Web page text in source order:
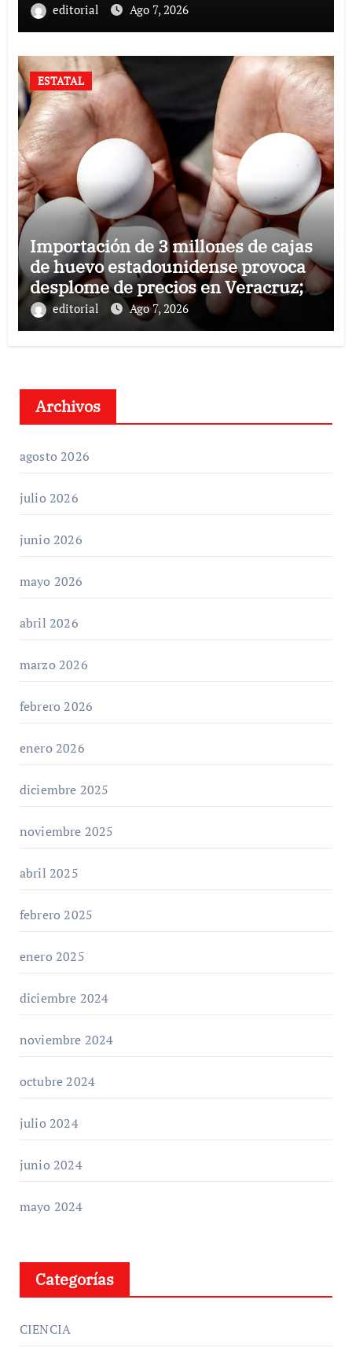
editorial Ago 7, 2026
ESTATAL
Importación de 3 millones de cajas
de huevo estadounidense provoca
desplome de precios en Veracruz;
llaman a consumir local
editorial Ago 7, 2026
Archivos
agosto 2026
julio 2026
junio 2026
mayo 2026
abril 2026
marzo 2026
febrero 2026
enero 2026
diciembre 2025
noviembre 2025
abril 2025
febrero 2025
enero 2025
diciembre 2024
noviembre 2024
octubre 2024
julio 2024
junio 2024
mayo 2024
Categorías
CIENCIA